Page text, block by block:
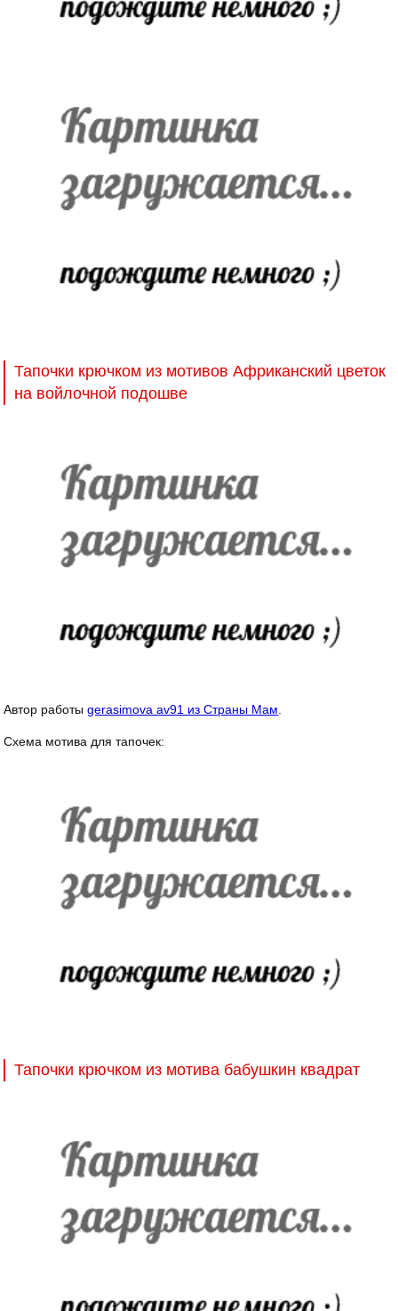
Тапочки крючком из мотивов Африканский цветок
на войлочной подошве
Автор работыgerasimova av91 из Страны Мам
Схема мотива для тапочек:
Тапочки крючком из мотива бабушкин квадрат